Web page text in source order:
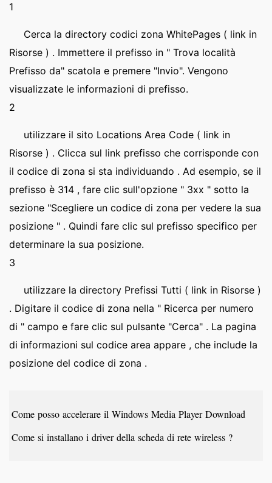
1
Cerca la directory codici zona WhitePages ( link in
Risorse ) . Immettere il prefisso in " Trova località
Prefisso da" scatola e premere "Invio". Vengono
visualizzate le informazioni di prefisso.
2
utilizzare il sito Locations Area Code ( link in
Risorse ) . Clicca sul link prefisso che corrisponde con
il codice di zona si sta individuando . Ad esempio, se il
prefisso è 314 , fare clic sull'opzione " 3xx " sotto la
sezione "Scegliere un codice di zona per vedere la sua
posizione " . Quindi fare clic sul prefisso specifico per
determinare la sua posizione.
3
utilizzare la directory Prefissi Tutti ( link in Risorse )
. Digitare il codice di zona nella " Ricerca per numero
di " campo e fare clic sul pulsante "Cerca" . La pagina
di informazioni sul codice area appare , che include la
posizione del codice di zona .
Come posso accelerare il Windows Media Player Download
Come si installano i driver della scheda di rete wireless ?